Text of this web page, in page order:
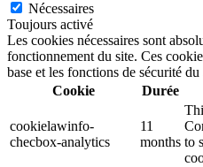
Nécessaires
Toujours activé
Les cookies nécessaires sont
fonctionnement du site. Ces
base et les fonctions de sécurité
Cookie
Durée
cookielawinfo-
checbox-analytics
11
months to